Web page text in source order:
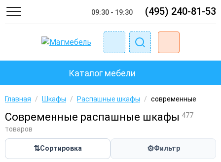
09:30 - 19:30 (495) 240-81-53
Каталог мебели
Главная / Шкафы / Распашные шкафы / современные
Современные распашные шкафы 477
товаров
⇅Сортировка ⚙Фильтр